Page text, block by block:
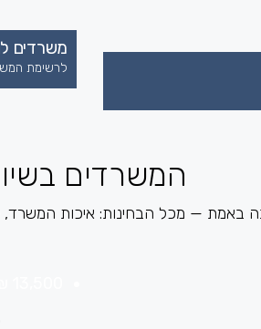
משרדים
לרשימת
המשרדים
— מכל הבחינות: איכות המשרד,